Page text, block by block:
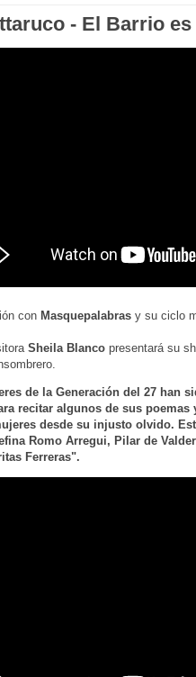
- El Barrio
con Masquepalabras y su ciclo
Sheila Blanco presentará su
de la Generación del 27 han
recitar algunos de sus
desde su injusto olvido.
Romo Arregui, Pilar de
Ferreras".